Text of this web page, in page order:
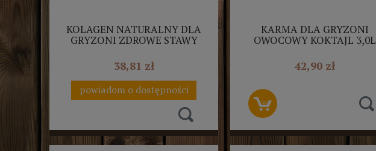
KOLAGEN NATURALNY DLA
GRYZONI ZDROWE STAWY
38,81 zł
powiadom o dostępności
KARMA DLA GRYZONI
OWOCOWY KOKTAJL 3,0L
42,90 zł